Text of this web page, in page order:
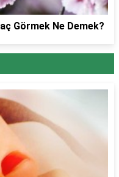
Görmek Ne Demek?